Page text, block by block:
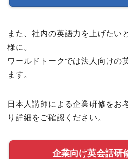
また、社内の英語力を上げたい
様に。
ワールドトークでは法人向けの
ます。
日本人講師による企業研修をお
り詳細をご確認ください。
企業向け英会話研